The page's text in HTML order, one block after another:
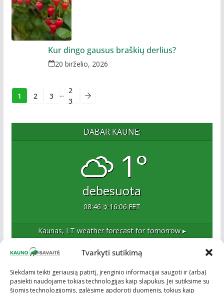
Tvarkyti sutikimą
Siekdami teikti geriausią patirtį, įrenginio informacijai saugoti ir (arba)
pasiekti naudojame tokias technologijas kaip slapukus. Jei sutiksime su
šiomis technologijomis, galėsime apdoroti duomenis, tokius kaip
Kur dingo gausus braškių derlius?
20 birželio, 2026
1 2 3 ... 2
3
DABAR KAUNE:
1°
debesuota
08:46 16:06 EET
Kaunas, LTweather forecast for tomorrow ▸
Esame naujas Kaune, tačiau veržlus ir profesionalus